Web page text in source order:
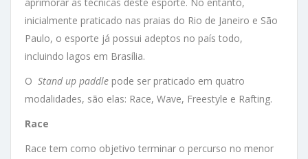
aprimorar as técnicas deste esporte. No entanto,
inicialmente praticado nas praias do Rio de Janeiro e São
Paulo, o esporte já possui adeptos no país todo,
incluindo lagos em Brasília.
O Stand up paddle pode ser praticado em quatro
modalidades, são elas: Race, Wave, Freestyle e Rafting.
Race
Race tem como objetivo terminar o percurso no menor